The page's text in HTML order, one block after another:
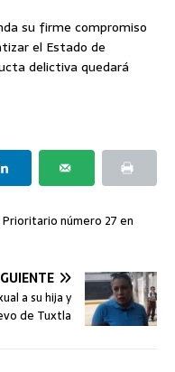
su firme compromiso
el Estado de
delictiva quedará
número 27 en
a su hija y
de Tuxtla